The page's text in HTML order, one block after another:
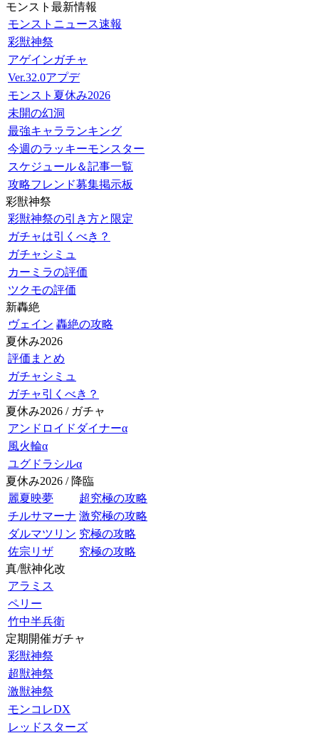
モンスト最新情報
モンストニュース速報
彩獣神祭
アゲインガチャ
Ver.32.0アプデ
モンスト夏休み2026
未開の幻洞
最強キャラランキング
今週のラッキーモンスター
スケジュール＆記事一覧
攻略フレンド募集掲示板
彩獣神祭
彩獣神祭の引き方と限定
ガチャは引くべき？
ガチャシミュ
カーミラの評価
ツクモの評価
新轟絶
ヴェイン 轟絶の攻略
夏休み2026
評価まとめ
ガチャシミュ
ガチャ引くべき？
夏休み2026 / ガチャ
アンドロイドダイナーα
風火輪α
ユグドラシルα
夏休み2026 / 降臨
麗夏映夢
超究極の攻略
チルサマーナ 激究極の攻略
ダルマツリン 究極の攻略
佐宗リザ
究極の攻略
真/獣神化改
アラミス
ペリー
竹中半兵衛
定期開催ガチャ
彩獣神祭
超獣神祭
激獣神祭
モンコレDX
レッドスターズ